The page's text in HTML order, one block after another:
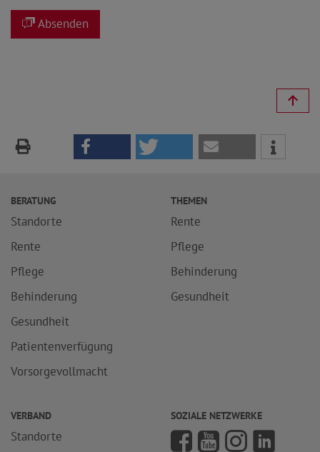
Absenden
BERATUNG
Standorte
Rente
Pflege
Behinderung
Gesundheit
Patientenverfügung
Vorsorgevollmacht
THEMEN
Rente
Pflege
Behinderung
Gesundheit
VERBAND
Standorte
SOZIALE NETZWERKE